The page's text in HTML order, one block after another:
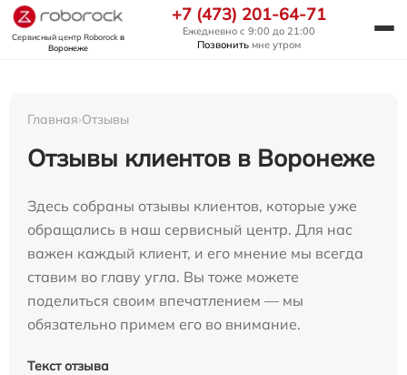
Сервисный центр Roborockв
Воронеже
+7 (473) 201-64-71
Ежедневно с 9:00 до 21:00
Позвонить мне утром
Главная›Отзывы
Отзывы клиентов в Воронеже
Здесь собраны отзывы клиентов, которые уже
обращались в наш сервисный центр. Для нас
важен каждый клиент, и его мнение мы всегда
ставим во главу угла. Вы тоже можете
поделиться своим впечатлением — мы
обязательно примем его во внимание.
Текст отзыва